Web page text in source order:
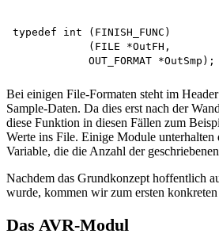
typedef int (FINISH_FUNC)
            (FILE *OutFH,
Bei einigen File-Formaten steht im
Sample-Daten. Da dies erst nach der
diese Funktion in diesen Fällen zum
Werte ins File. Einige Module unterhalten
Variable, die die Anzahl der
Nachdem das Grundkonzept hoffentlich
wurde, kommen wir zum ersten
Das AVR-Modul